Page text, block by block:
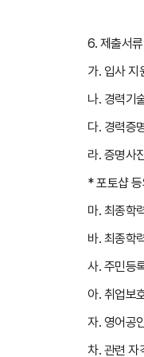
6. 제출서류
가. 입사 지
나. 경력기
다. 경력증
라. 증명사
* 포토샵
마. 최종학
바. 최종학
사. 주민등
아. 취업보
자. 영어공
차. 관련 자